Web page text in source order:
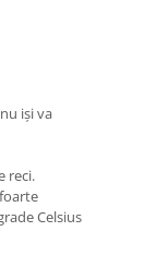
iși va
reci.
Celsius